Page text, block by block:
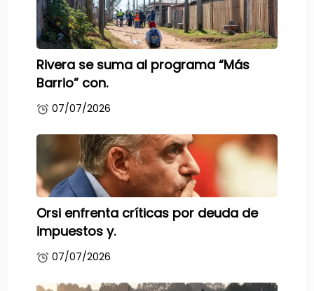
Rivera se suma al programa “Más
Barrio” con.
07/07/2026
Orsi enfrenta críticas por deuda de
impuestos y.
07/07/2026